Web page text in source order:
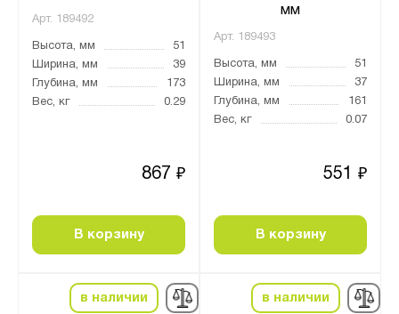
Арт. 189492
Высота, мм
51
Ширина, мм
39
Глубина, мм
173
Вес, кг
0.29
867 ₽
В корзину
мм
Арт. 189493
Высота, мм
51
Ширина, мм
37
Глубина, мм
161
Вес, кг
0.07
551 ₽
В корзину
в наличии в наличии